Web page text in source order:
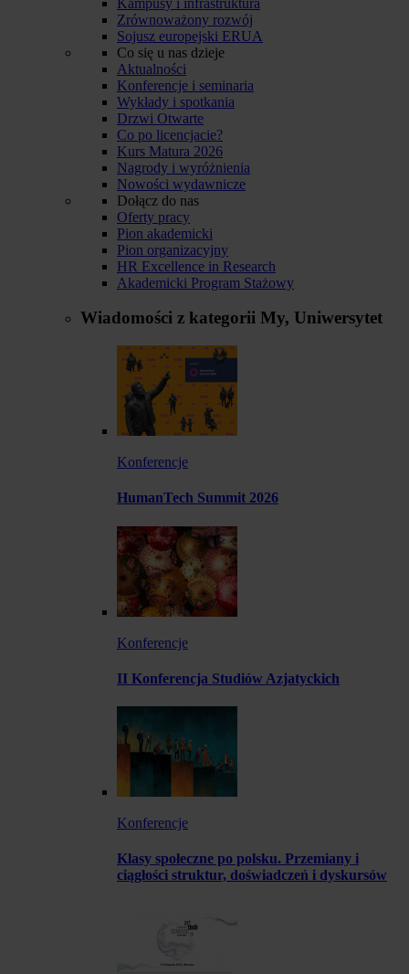
Zrównoważony rozwój
Sojusz europejski ERUA
Co się u nas dzieje
Aktualności
Konferencje i seminaria
Wykłady i spotkania
Drzwi Otwarte
Co po licencjacie?
Kurs Matura 2026
Nagrody i wyróżnienia
Nowości wydawnicze
Dołącz do nas
Oferty pracy
Pion akademicki
Pion organizacyjny
HR Excellence in Research
Akademicki Program Stażowy
Wiadomości z kategorii My, Uniwersytet
Konferencje
HumanTech Summit 2026
Konferencje
II Konferencja Studiów Azjatyckich
Konferencje
Klasy społeczne po polsku. Przemiany i
ciągłości struktur, doświadczeń i dyskursów